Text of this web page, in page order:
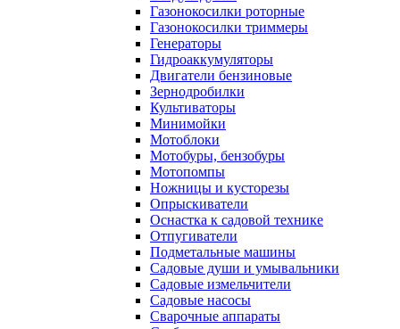
Газонокосилки роторные
Газонокосилки триммеры
Генераторы
Гидроаккумуляторы
Двигатели бензиновые
Зернодробилки
Культиваторы
Минимойки
Мотоблоки
Мотобуры, бензобуры
Мотопомпы
Ножницы и кусторезы
Опрыскиватели
Оснастка к садовой технике
Отпугиватели
Подметальные машины
Садовые души и умывальники
Садовые измельчители
Садовые насосы
Сварочные аппараты